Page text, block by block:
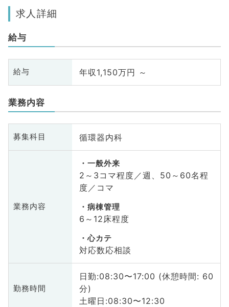
求人詳細
給与
給与 年収1,150万円 ～
業務内容
募集科目 循環器内科
業務内容
一般外来
2～3コマ程度／週、50～60名程
度／コマ
病棟管理
6～12床程度
心カテ
対応数応相談
勤務時間
日勤:08:30〜17:00 (休憩時間: 60
分)
土曜日:08:30〜12:30